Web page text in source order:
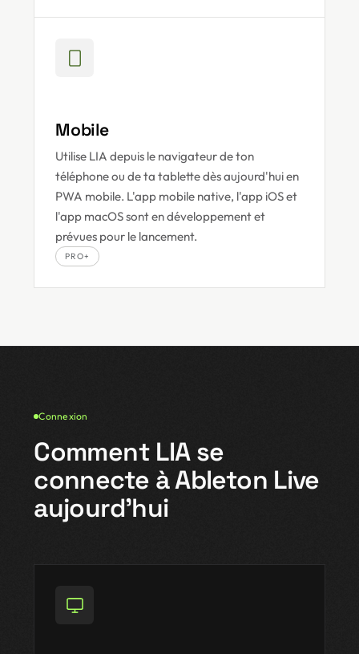
Mobile
Utilise LIA depuis le navigateur de ton
téléphone ou de ta tablette dès aujourd'hui en
PWA mobile. L'app mobile native, l'app iOS et
l'app macOS sont en développement et
prévues pour le lancement.
PRO+
Connexion
Comment LIA se
connecte à Ableton Live
aujourd'hui